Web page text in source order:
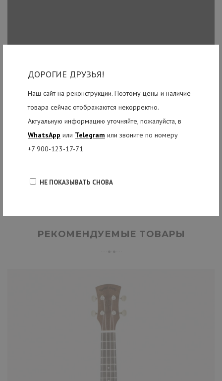
ДОРОГИЕ ДРУЗЬЯ!
Наш сайт на реконструкции. Поэтому цены и наличие
товара сейчас отображаются некорректно.
Актуальную информацию уточняйте, пожалуйста, в
WhatsApp или Telegram или звоните по номеру
+7 900-123-17-71
НЕ ПОКАЗЫВАТЬ СНОВА
РЕКОМЕНДУЕМЫЕ ТОВАРЫ